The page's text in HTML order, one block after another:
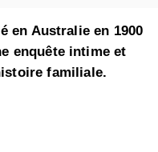
en Australie en 1900
enquête intime et
familiale.